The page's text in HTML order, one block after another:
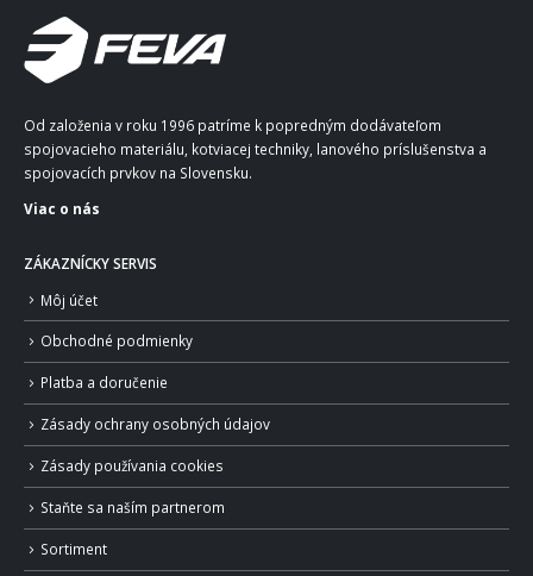
Od založenia v roku 1996 patríme k popredným dodávateľom
spojovacieho materiálu, kotviacej techniky, lanového príslušenstva a
spojovacích prvkov na Slovensku.
Viac o nás
ZÁKAZNÍCKY SERVIS
Môj účet
Obchodné podmienky
Platba a doručenie
Zásady ochrany osobných údajov
Zásady používania cookies
Staňte sa naším partnerom
Sortiment